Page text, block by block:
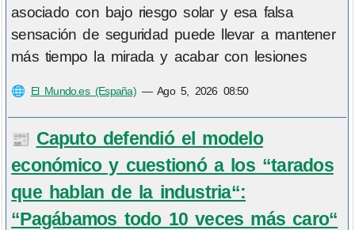
asociado con bajo riesgo solar y esa falsa
sensación de seguridad puede llevar a mantener
más tiempo la mirada y acabar con lesiones
🌐 El Mundo.es (España)—Ago 5, 2026 08:50
📰 Caputo defendió el modelo
económico y cuestionó a los “tarados
que hablan de la industria“:
“Pagábamos todo 10 veces más caro“